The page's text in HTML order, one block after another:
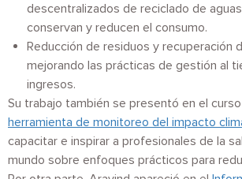
descentralizados de reciclado de
conservan y reducen el consumo.
Reducción de residuos y recuperación
mejorando las prácticas de gestión al
ingresos.
Su trabajo también se presentó en el
herramienta de monitoreo del impacto
capacitar e inspirar a profesionales de la
mundo sobre enfoques prácticos para